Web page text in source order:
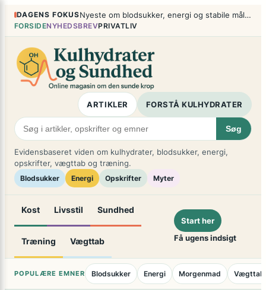
Spring
indhold
DAGENS FOKUS Nyeste om blodsukker, energi og stabile måltider
FORSIDENYHEDSBREVPRIVATLIV
ARTIKLER FORSTÅ KULHYDRATER
Søg
Evidensbaseret viden om kulhydrater, blodsukker, energi,
opskrifter, vægttab og træning.
Blodsukker Energi Opskrifter Myter
Kost Livsstil Sundhed
Træning Vægttab
Start her
Få ugens indsigt
POPULÆRE EMNER Blodsukker Energi Morgenmad Vægttab